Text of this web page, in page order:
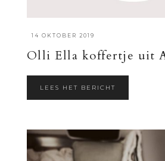
·14 OKTOBER 2019
Olli Ella koffertje uit
LEES HET BERICHT